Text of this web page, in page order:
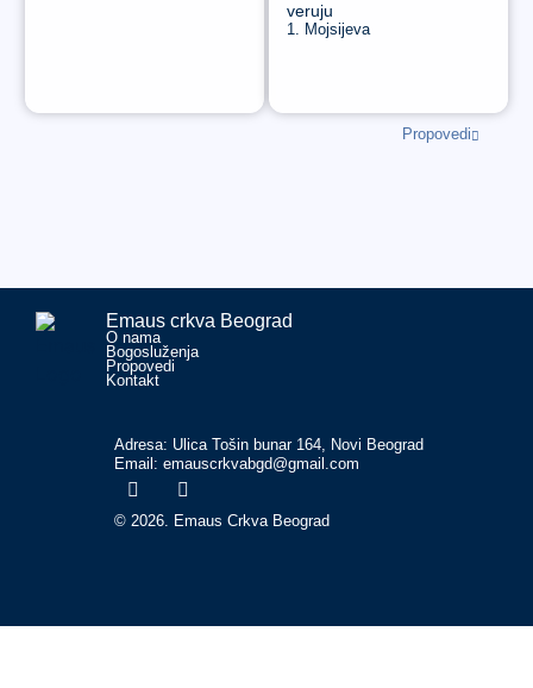
veruju
1. Mojsijeva
Propovedi
Emaus crkva Beograd
O nama
Bogosluženja
Propovedi
Kontakt
Adresa: Ulica Tošin bunar 164, Novi Beograd
Email: emauscrkvabgd@gmail.com
© 2026. Emaus Crkva Beograd